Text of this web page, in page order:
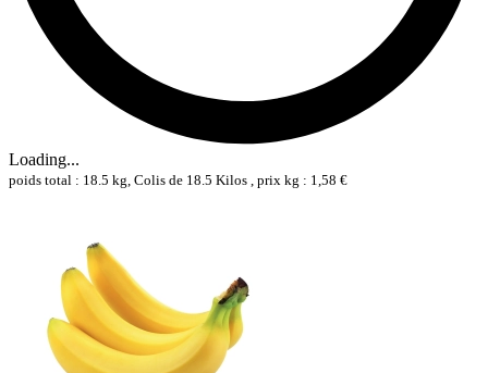
Loading...
poids total : 18.5 kg, Colis de 18.5 Kilos , prix kg : 1,58 €